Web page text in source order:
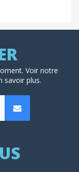
Voir notre
savoir plus.